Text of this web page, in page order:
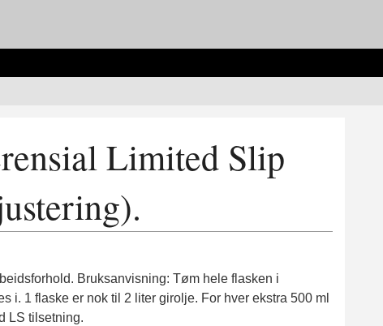
Limited Slip
Bruksanvisning: Tøm hele flasken i
i. 1 flaske er nok til 2 liter girolje. For hver ekstra 500 ml
LS tilsetning.